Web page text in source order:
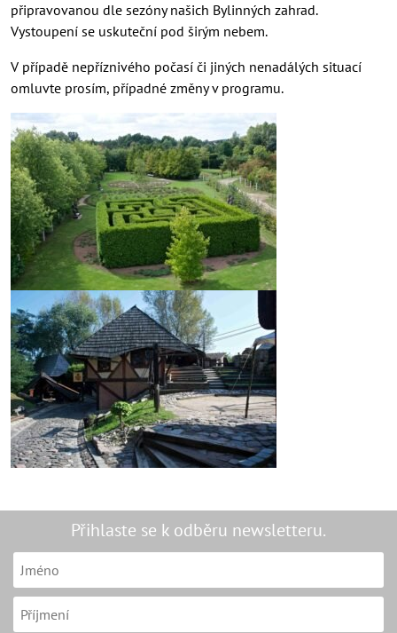
připravovanou dle sezóny našich Bylinných zahrad.
Vystoupení se uskuteční pod širým nebem.
V případě nepříznivého počasí či jiných nenadálých situací
omluvte prosím, případné změny v programu.
Přihlaste se k odběru newsletteru.